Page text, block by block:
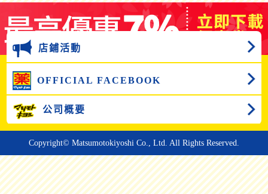
店鋪活動
OFFICIAL FACEBOOK
公司概要
Copyright© Matsumotokiyoshi Co., Ltd. All Rights Reserved.